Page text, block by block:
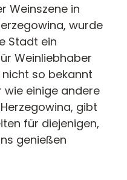
Weinszene in
wurde
Stadt ein
Weinliebhaber
so bekannt
wie einige andere
gibt
für diejenigen,
genießen